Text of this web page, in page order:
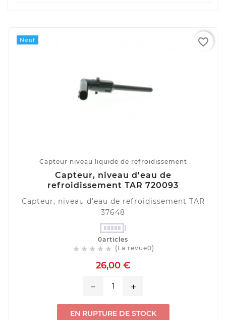
Neuf
Capteur niveau liquide de refroidissement
Capteur, niveau d'eau de
refroidissement TAR 720093
Capteur, niveau d'eau de refroidissement TAR
37648
0articles
     (La revue0)
26,00 €
remove add
EN RUPTURE DE STOCK
favorite_border